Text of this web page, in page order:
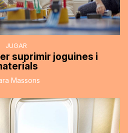
JUGAR
suprimir joguines i
Massons